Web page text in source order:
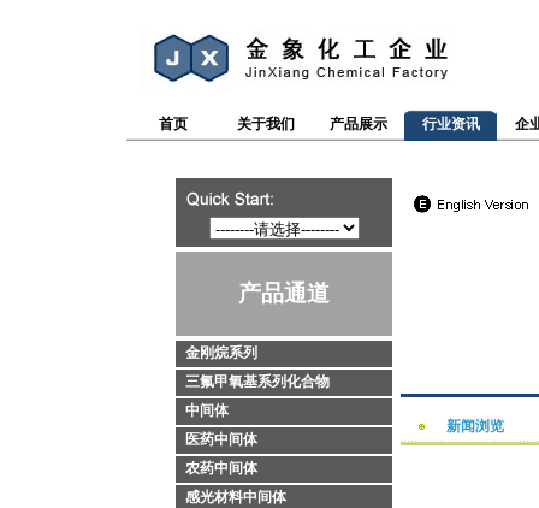
首页 关于我们 产品展示 行业资讯 企
产品通道
金刚烷系列
三氟甲氧基系列化合物
中间体
医药中间体
农药中间体
感光材料中间体
新闻浏览